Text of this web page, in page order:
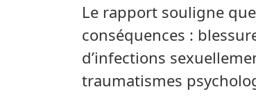
Le rapport souligne
conséquences :
d’infections
traumatismes